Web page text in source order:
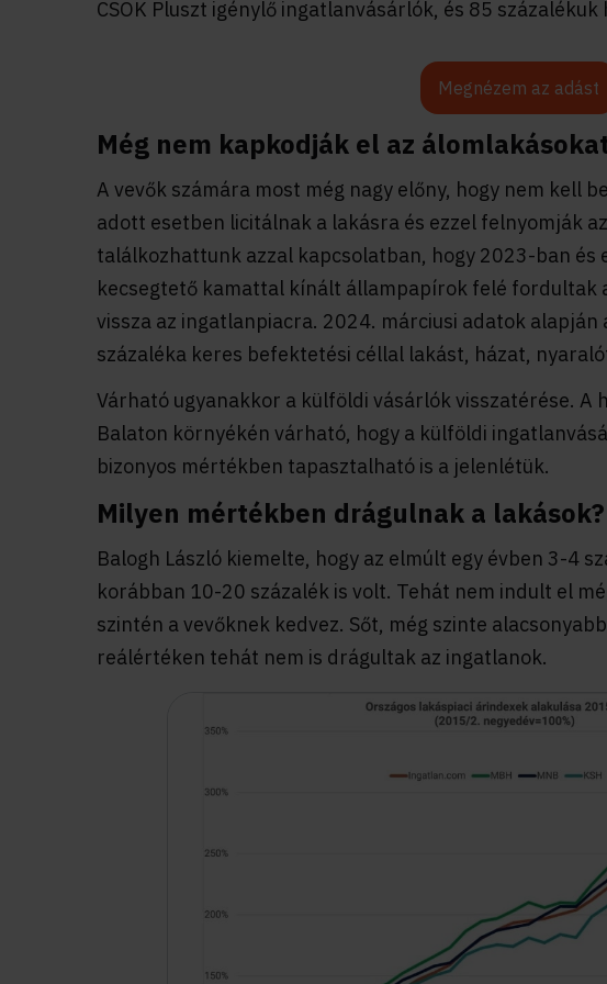
CSOK Pluszt igénylő ingatlanvásárlók, és 85
Megnézem az adást
Még nem kapkodják el az
A vevők számára most még nagy előny, hogy nem kell
adott esetben licitálnak a lakásra és ezzel felnyomják
találkozhattunk azzal kapcsolatban, hogy 2023-ban és
kecsegtető kamattal kínált állampapírok felé fordultak
vissza az ingatlanpiacra. 2024. márciusi adatok alapján
százaléka keres befektetési céllal lakást, házat,
Várható ugyanakkor a külföldi vásárlók visszatérése. A
Balaton környékén várható, hogy a külföldi
bizonyos mértékben tapasztalható is a jelenlétük.
Milyen mértékben drágulnak a lakások?
Balogh László kiemelte, hogy az elmúlt egy évben 3-4
korábban 10-20 százalék is volt. Tehát nem indult el
szintén a vevőknek kedvez. Sőt, még szinte
reálértéken tehát nem is drágultak az ingatlanok.